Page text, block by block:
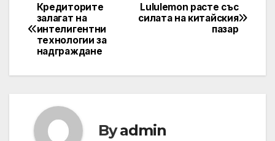
Навигация
Lululemon расте със
силата на китайския
пазар
Кредиторите
залагат на
интелигентни
технологии за
надграждане
Byadmin